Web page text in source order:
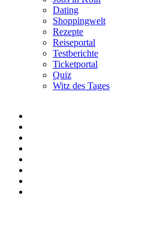
Dating
Shoppingwelt
Rezepte
Reiseportal
Testberichte
Ticketportal
Quiz
Witz des Tages